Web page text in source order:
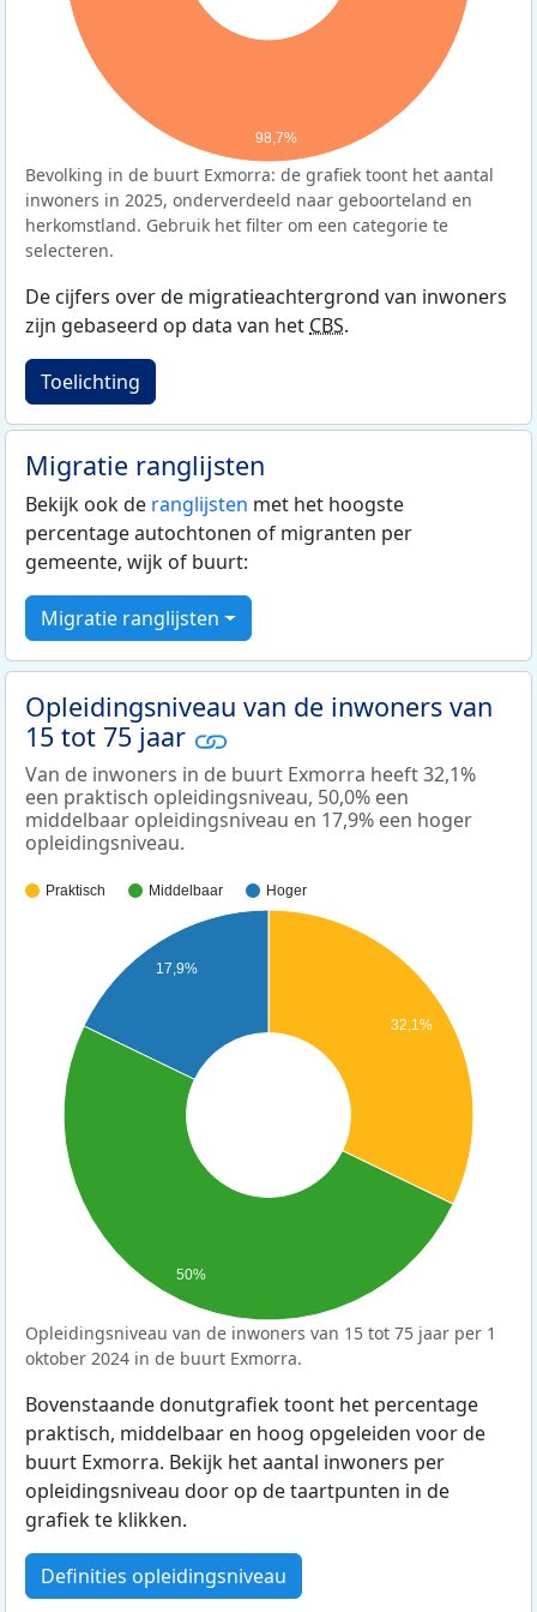
98,7%
Bevolking in de buurt Exmorra: de grafiek toont het aantal
inwoners in 2025, onderverdeeld naar geboorteland en
herkomstland. Gebruik het filter om een categorie te
selecteren.
De cijfers over de migratieachtergrond van inwoners
zijn gebaseerd op data van het CBS.
Toelichting
Migratie ranglijsten
Bekijk ook de ranglijsten met het hoogste
percentage autochtonen of migranten per
gemeente, wijk of buurt:
Migratie ranglijsten
Opleidingsniveau van de inwoners van
15 tot 75 jaar
Van de inwoners in de buurt Exmorra heeft 32,1%
een praktisch opleidingsniveau, 50,0% een
middelbaar opleidingsniveau en 17,9% een hoger
opleidingsniveau.
Praktisch Middelbaar Hoger
32,1%
17,9%
50%
Opleidingsniveau van de inwoners van 15 tot 75 jaar per 1
oktober 2024 in de buurt Exmorra.
Bovenstaande donutgrafiek toont het percentage
praktisch, middelbaar en hoog opgeleiden voor de
buurt Exmorra. Bekijk het aantal inwoners per
opleidingsniveau door op de taartpunten in de
grafiek te klikken.
Definities opleidingsniveau